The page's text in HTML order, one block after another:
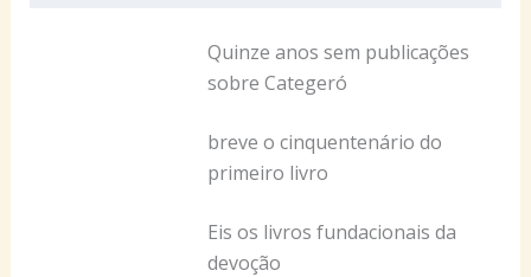
Quinze anos sem publicações
sobre Categeró
breve o cinquentenário do
primeiro livro
Eis os livros fundacionais da
devoção